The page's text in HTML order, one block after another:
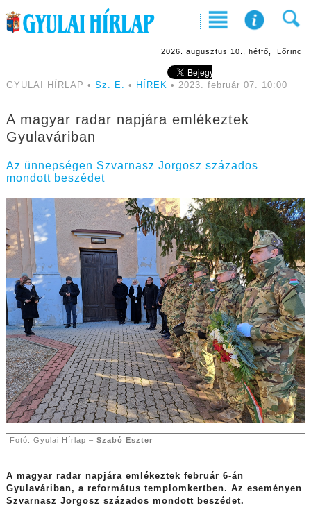
2026. augusztus 10., hétfő, Lőrinc
GYULAI HÍRLAP • Sz. E. • HÍREK • 2023. február 07. 10:00
A magyar radar napjára emlékeztek
Gyulaváriban
Az ünnepségen Szvarnasz Jorgosz százados
mondott beszédet
Fotó: Gyulai Hírlap – Szabó Eszter
A magyar radar napjára emlékeztek február 6-án
Gyulaváriban, a református templomkertben. Az eseményen
Szvarnasz Jorgosz százados mondott beszédet.